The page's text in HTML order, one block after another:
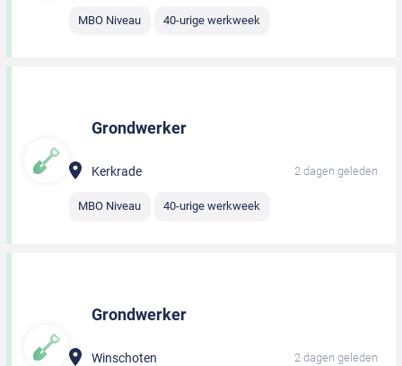
MBO Niveau 40-urige werkweek
Grondwerker
Kerkrade 2 dagen geleden
MBO Niveau 40-urige werkweek
Grondwerker
Winschoten 2 dagen geleden